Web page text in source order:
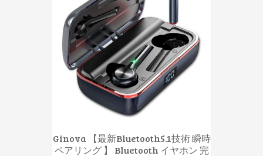
Ginova 【最新Bluetooth5.1技術 瞬時
ペアリング 】 Bluetooth イヤホン 完